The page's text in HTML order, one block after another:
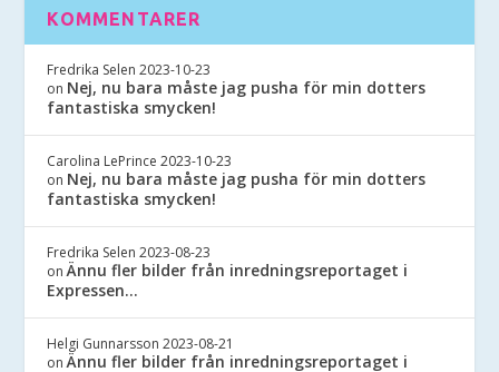
KOMMENTARER
Fredrika Selen 2023-10-23
on Nej, nu bara måste jag pusha för min dotters
fantastiska smycken!
Carolina LePrince 2023-10-23
on Nej, nu bara måste jag pusha för min dotters
fantastiska smycken!
Fredrika Selen 2023-08-23
onÄnnu fler bilder från inredningsreportaget i
Expressen…
Helgi Gunnarsson 2023-08-21
onÄnnu fler bilder från inredningsreportaget i